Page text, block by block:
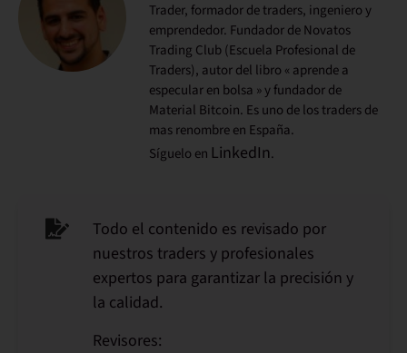
Trader, formador de traders, ingeniero y
emprendedor. Fundador de Novatos
Trading Club (Escuela Profesional de
Traders), autor del libro « aprende a
especular en bolsa » y fundador de
Material Bitcoin. Es uno de los traders de
mas renombre en España.
Síguelo en LinkedIn.
Todo el contenido es revisado por
nuestros traders y profesionales
expertos para garantizar la precisión y
la calidad.
Revisores: